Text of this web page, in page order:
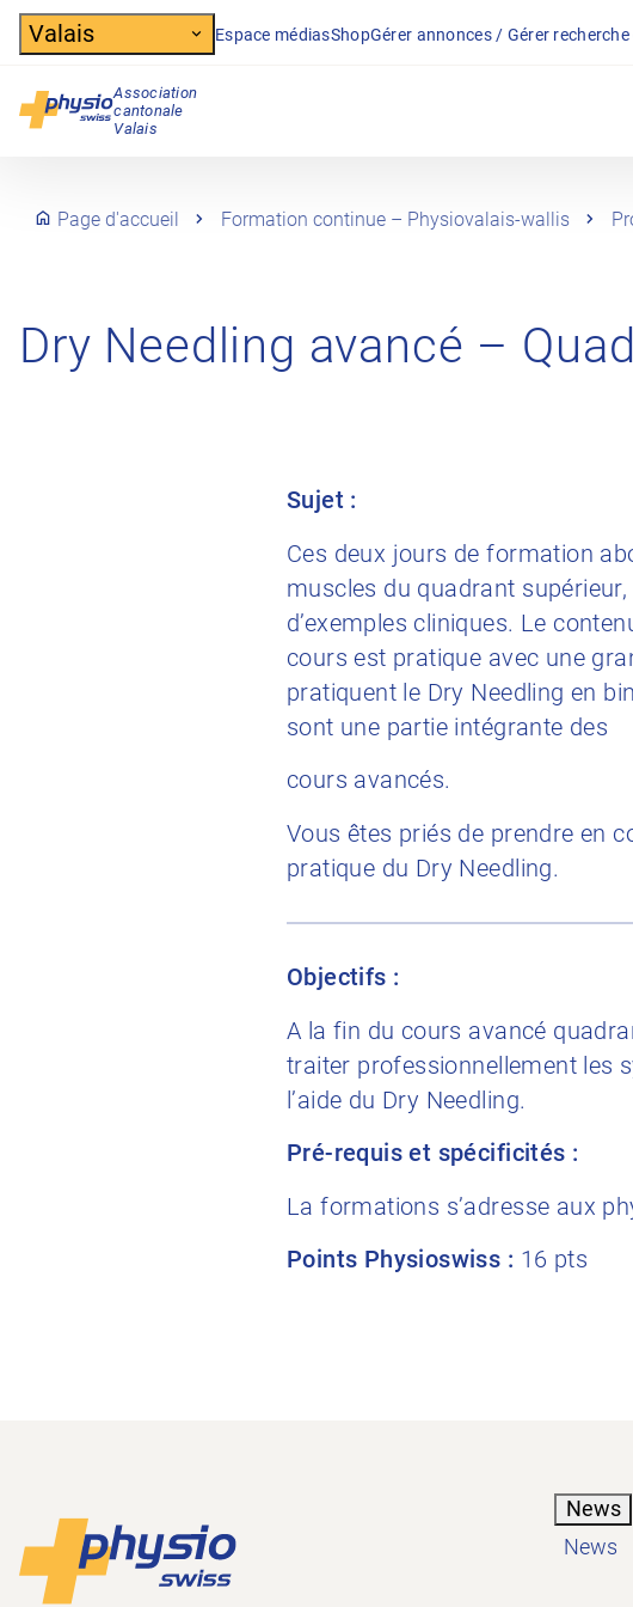
Header
Valais Espace médiasShopGérer annonces / Gérer
Association
cantonale
Valais
Navigation principale
Page d'accueil Formation continue – Physiovalais-wallis
Dry Needling avancé –
Sujet :
Ces deux jours de formation
muscles du quadrant
d’exemples cliniques. Le
cours est pratique avec une
pratiquent le Dry Needling en
sont une partie intégrante des
cours avancés.
Vous êtes priés de prendre en
pratique du Dry Needling.
Objectifs :
A la fin du cours avancé
traiter professionnellement les
l’aide du Dry Needling.
Pré-requis et spécificités :
La formations s’adresse aux
Points Physioswiss : 16 pts
Footer
News
News